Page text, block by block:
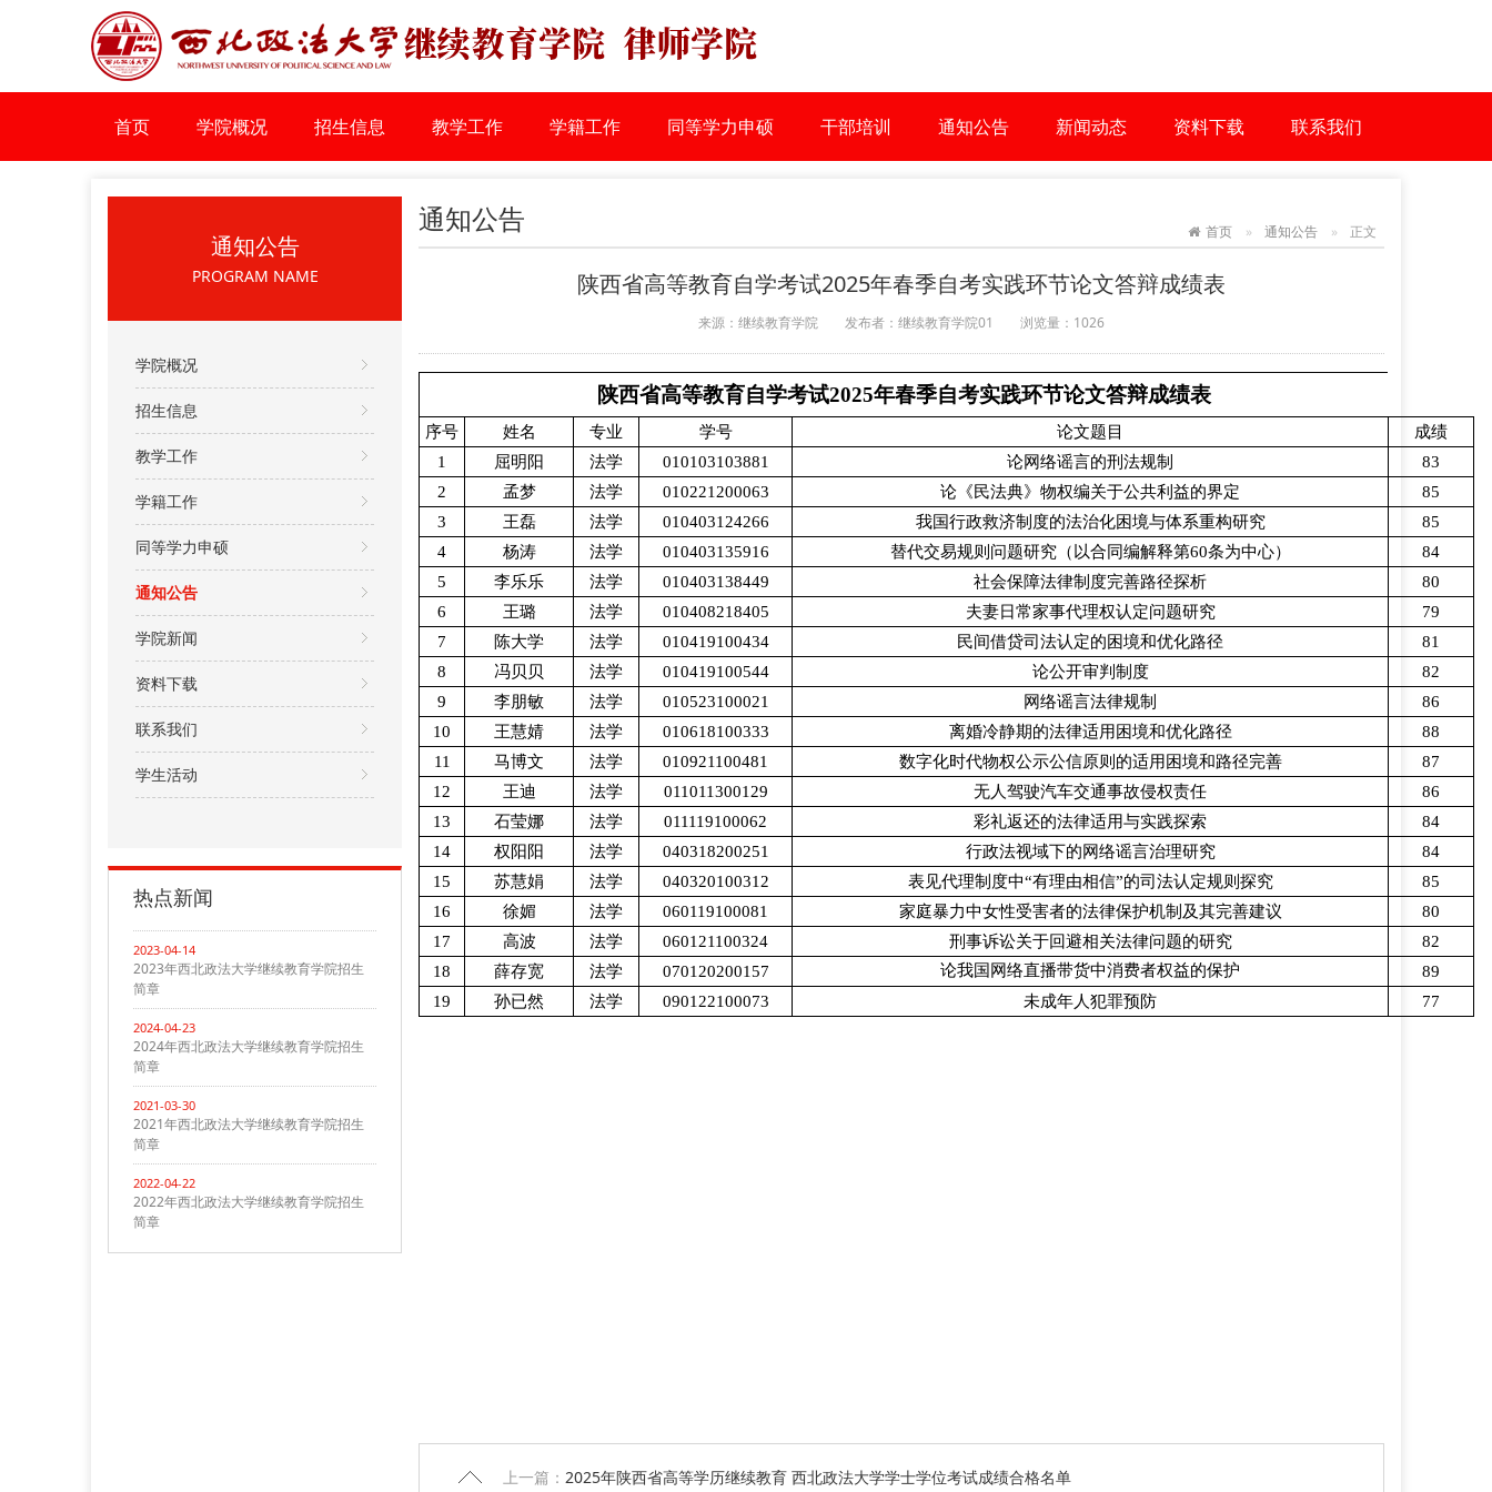
首页 学院概况 招生信息 教学工作 学籍工作 同等学力申硕 干部培训 通知公告 新闻动态 资料下载 联系我们
通知公告
PROGRAM NAME
学院概况
招生信息
教学工作
学籍工作
同等学力申硕
通知公告
学院新闻
资料下载
联系我们
学生活动
热点新闻
2023-04-14
2023年西北政法大学继续教育学院招生
简章
2024-04-23
2024年西北政法大学继续教育学院招生
简章
2021-03-30
2021年西北政法大学继续教育学院招生
简章
2022-04-22
2022年西北政法大学继续教育学院招生
简章
首页 通知公告 正文
通知公告
陕西省高等教育自学考试2025年春季自考实践环节论文答辩成绩表
来源：继续教育学院 发布者：继续教育学院01 浏览量： 1026
陕西省高等教育自学考试2025年春季自考实践环节论文答辩成绩表
序号 姓名 专业 学号 论文题目
成绩
1
屈明阳 法学 010103103881 论网络谣言的刑法规制
83
2
孟梦 法学 010221200063 论《民法典》物权编关于公共利益的界定
85
3
王磊 法学 010403124266 我国行政救济制度的法治化困境与体系重构研究
85
4
杨涛 法学 010403135916 替代交易规则问题研究（以合同编解释第60条为中心）
84
5
李乐乐 法学 010403138449 社会保障法律制度完善路径探析
80
6
王璐 法学 010408218405 夫妻日常家事代理权认定问题研究
79
7
陈大学 法学 010419100434 民间借贷司法认定的困境和优化路径
81
8
冯贝贝 法学 010419100544 论公开审判制度
82
9
李朋敏 法学 010523100021 网络谣言法律规制
86
10
王慧婧 法学 010618100333 离婚冷静期的法律适用困境和优化路径
88
11
马博文 法学 010921100481 数字化时代物权公示公信原则的适用困境和路径完善
87
12
王迪 法学 011011300129 无人驾驶汽车交通事故侵权责任
86
13
石莹娜 法学 011119100062 彩礼返还的法律适用与实践探索
84
14
权阳阳 法学 040318200251 行政法视域下的网络谣言治理研究
84
15
苏慧娟 法学 040320100312 表见代理制度中“有理由相信”的司法认定规则探究
85
16
徐媚 法学 060119100081 家庭暴力中女性受害者的法律保护机制及其完善建议
80
17
高波 法学 060121100324 刑事诉讼关于回避相关法律问题的研究
82
18
薛存宽 法学 070120200157 论我国网络直播带货中消费者权益的保护
89
19
孙已然 法学 090122100073 未成年人犯罪预防 77
上一篇： 2025年陕西省高等学历继续教育 西北政法大学学士学位考试成绩合格名单